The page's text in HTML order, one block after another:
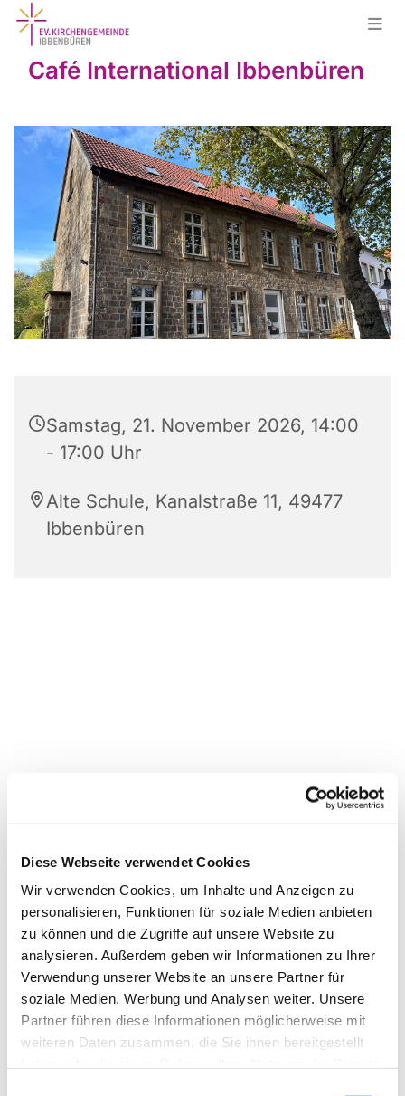
Diese Webseite verwendet Cookies
Wir verwenden Cookies, um Inhalte und Anzeigen zu
personalisieren, Funktionen für soziale Medien anbieten
zu können und die Zugriffe auf unsere Website zu
analysieren. Außerdem geben wir Informationen zu Ihrer
Verwendung unserer Website an unsere Partner für
soziale Medien, Werbung und Analysen weiter. Unsere
Partner führen diese Informationen möglicherweise mit
weiteren Daten zusammen, die Sie ihnen bereitgestellt
Café International Ibbenbüren
Samstag, 21. November 2026, 14:00
- 17:00 Uhr
Alte Schule, Kanalstraße 11, 49477
Ibbenbüren
Dies könnte Sie auch
interessieren